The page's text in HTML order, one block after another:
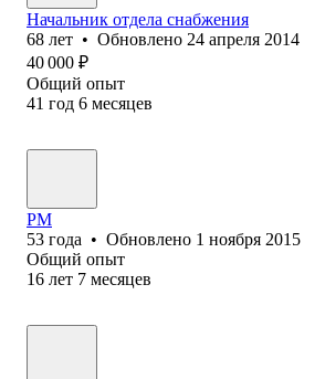
Начальник отдела снабжения
68 лет • Обновлено 24 апреля 2014
40 000 ₽
Общий опыт
41 год 6 месяцев
PM
53 года • Обновлено 1 ноября 2015
Общий опыт
16 лет 7 месяцев